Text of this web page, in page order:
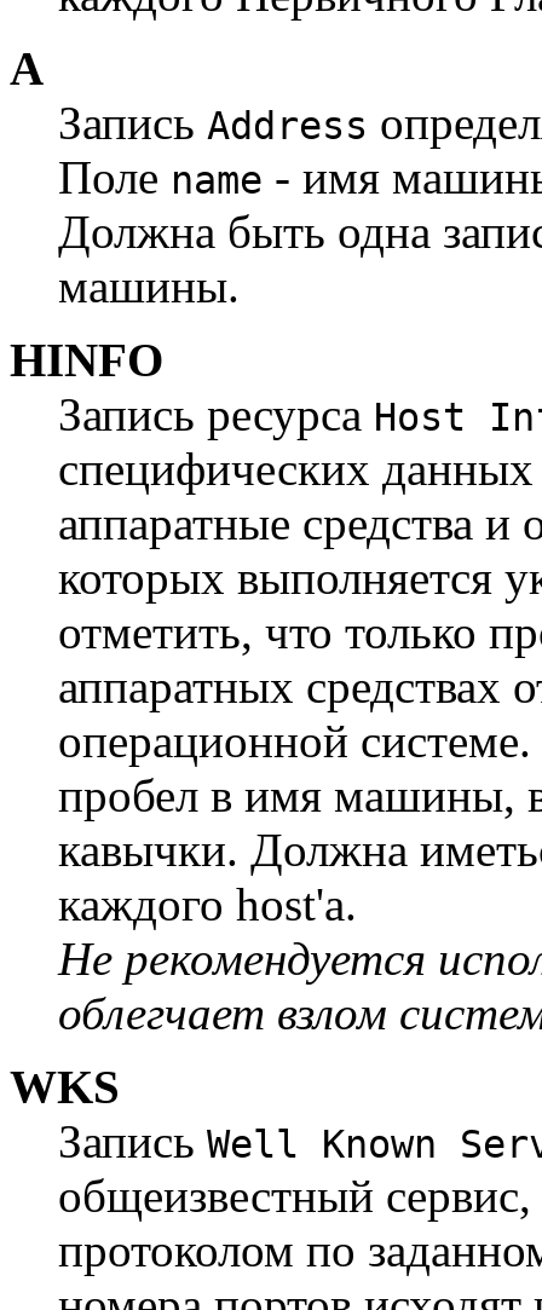
A
Запись Address
Поле name - имя
Должна быть одна
машины.
HINFO
Запись ресурса Host
специфических
аппаратные средства и
которых выполняется
отметить, что только
аппаратных средствах
операционной
пробел в имя машины,
кавычки. Должна
каждого host'а.
Hе pекомендуется
облегчает взлом
WKS
Запись Well Known
общеизвестный
протоколом по